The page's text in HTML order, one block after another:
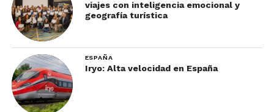
viajes con inteligencia emocional y
geografía turística
ESPAÑA
Iryo: Alta velocidad en España